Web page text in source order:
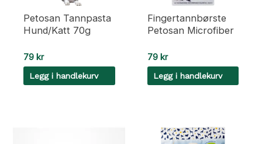
Petosan Tannpasta
Hund/Katt 70g
79 kr
Legg i handlekurv
Fingertannbørste
Petosan Microfiber
79 kr
Legg i handlekurv